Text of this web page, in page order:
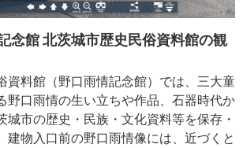
念館 北茨城市歴史民俗資料館の観
資料館（野口雨情記念館）では、三大童
野口雨情の生い立ちや作品、石器時代か
城市の歴史・民族・文化資料等を保存・
建物入口前の野口雨情像には、近づくと